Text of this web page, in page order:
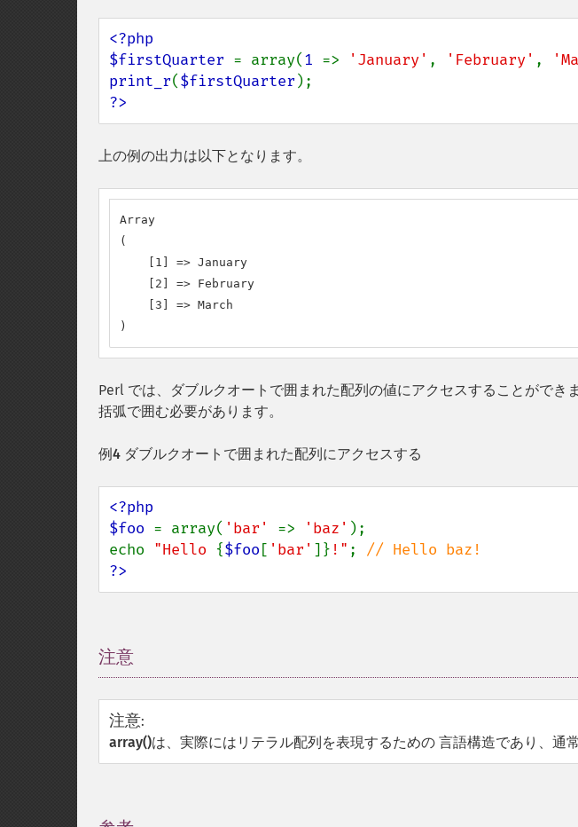
<?php
$firstQuarter = array(1 => 'January' , 'February' ,
print_r($firstQuarter
?>
上の例の出力は以下となります。
Array
(
    [1] => January
    [2] => February
    [3] => March
)
Perl では、ダブルクオートで囲まれた配列の値にアクセスすることができ
括弧で囲む必要があります。
例4 ダブルクオートで囲まれた配列にアクセスする
<?php
$foo = array( 'bar' => 'baz' );
echo "Hello {$foo [ 'bar' ]} !" ;
?>
注意
注意:
array()は、実際にはリテラル配列を表現するための 言語構造であり、通